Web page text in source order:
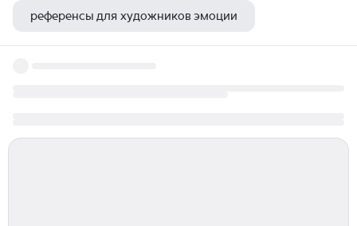
референсы для художников эмоции